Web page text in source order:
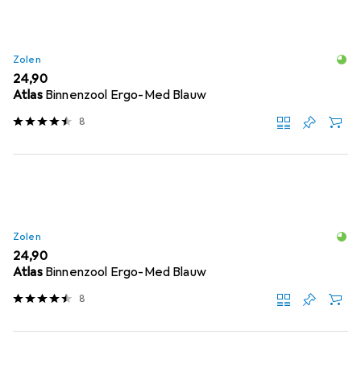
Zolen
EUR
24,90
Atlas Binnenzool Ergo-Med Blauw
8
Zolen
EUR
24,90
Atlas Binnenzool Ergo-Med Blauw
8